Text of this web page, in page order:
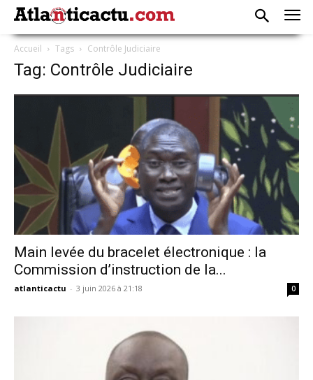
Accueil Tags Contrôle Judiciaire
Tag: Contrôle Judiciaire
Main levée du bracelet électronique : la
Commission d’instruction de la...
atlanticactu - 3 juin 2026 à 21:18 0